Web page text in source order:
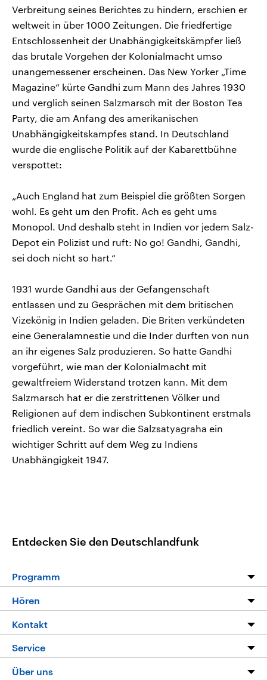
Verbreitung seines Berichtes zu hindern, erschien er
weltweit in über 1000 Zeitungen. Die friedfertige
Entschlossenheit der Unabhängigkeitskämpfer ließ
das brutale Vorgehen der Kolonialmacht umso
unangemessener erscheinen. Das New Yorker „Time
Magazine“ kürte Gandhi zum Mann des Jahres 1930
und verglich seinen Salzmarsch mit der Boston Tea
Party, die am Anfang des amerikanischen
Unabhängigkeitskampfes stand. In Deutschland
wurde die englische Politik auf der Kabarettbühne
verspottet:
„Auch England hat zum Beispiel die größten Sorgen
wohl. Es geht um den Profit. Ach es geht ums
Monopol. Und deshalb steht in Indien vor jedem Salz-
Depot ein Polizist und ruft: No go! Gandhi, Gandhi,
sei doch nicht so hart.“
1931 wurde Gandhi aus der Gefangenschaft
entlassen und zu Gesprächen mit dem britischen
Vizekönig in Indien geladen. Die Briten verkündeten
eine Generalamnestie und die Inder durften von nun
an ihr eigenes Salz produzieren. So hatte Gandhi
vorgeführt, wie man der Kolonialmacht mit
gewaltfreiem Widerstand trotzen kann. Mit dem
Salzmarsch hat er die zerstrittenen Völker und
Religionen auf dem indischen Subkontinent erstmals
friedlich vereint. So war die Salzsatyagraha ein
wichtiger Schritt auf dem Weg zu Indiens
Unabhängigkeit 1947.
Entdecken Sie den Deutschlandfunk
Programm
Die Nachrichten
Nachrichtenleicht
Neue Beiträge auf dlf.de
Hören
Livestream
Podcasts
Deutschlandfunk App
Kontakt
Hörerservice
Service
FAQ
Über uns